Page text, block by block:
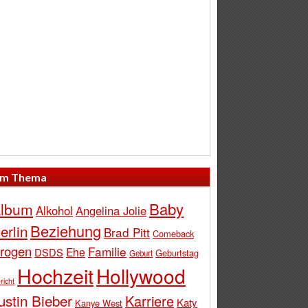
Thema
Alkohol Angelina Jolie Baby
Beziehung Brad Pitt Comeback
DSDS Ehe Familie Geburt Geburtstag
HochzeitHollywood
Bieber Kanye West Karriere Katy